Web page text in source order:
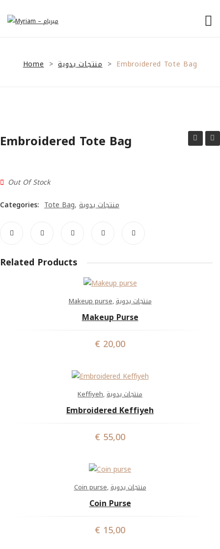
من نحن
Financial Tips
Home > منتجات يدوية > Embroidered Tote Bag
Embroidered Tote Bag
Out Of Stock
Categories: Tote Bag, منتجات يدوية
Related Products
Makeup purse,منتجات يدوية
Makeup Purse
€ 20,00
Keffiyeh,منتجات يدوية
Embroidered Keffiyeh
€ 55,00
Coin purse,منتجات يدوية
Coin Purse
€ 15,00